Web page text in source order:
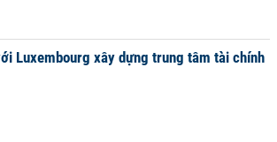
Luxembourg xây dựng trung tâm tài chính